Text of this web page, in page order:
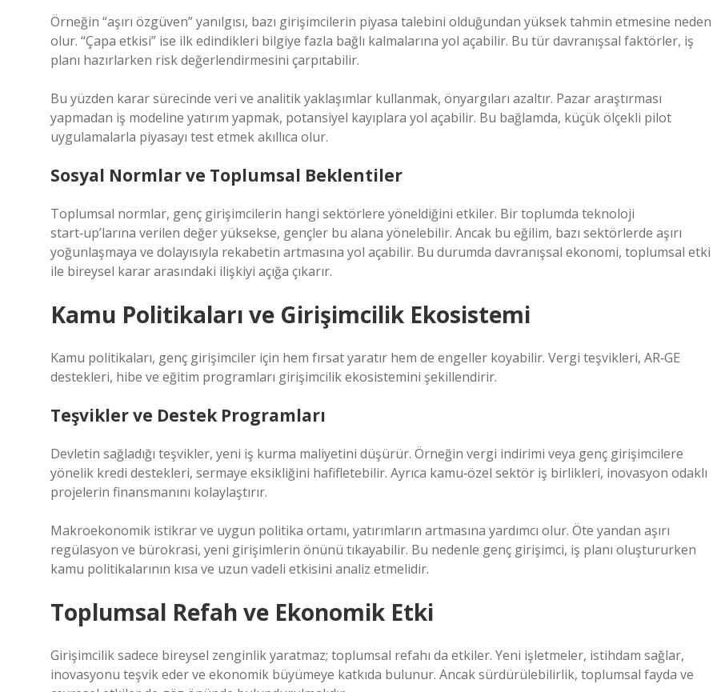
Örneğin “aşırı özgüven” yanılgısı, bazı girişimcilerin piyasa talebini olduğundan yüksek tahmin etmesine neden
olur. “Çapa etkisi” ise ilk edindikleri bilgiye fazla bağlı kalmalarına yol açabilir. Bu tür davranışsal faktörler, iş
planı hazırlarken risk değerlendirmesini çarpıtabilir.
Bu yüzden karar sürecinde veri ve analitik yaklaşımlar kullanmak, önyargıları azaltır. Pazar araştırması
yapmadan iş modeline yatırım yapmak, potansiyel kayıplara yol açabilir. Bu bağlamda, küçük ölçekli pilot
uygulamalarla piyasayı test etmek akıllıca olur.
Sosyal Normlar ve Toplumsal Beklentiler
Toplumsal normlar, genç girişimcilerin hangi sektörlere yöneldiğini etkiler. Bir toplumda teknoloji
start‑up’larına verilen değer yüksekse, gençler bu alana yönelebilir. Ancak bu eğilim, bazı sektörlerde aşırı
yoğunlaşmaya ve dolayısıyla rekabetin artmasına yol açabilir. Bu durumda davranışsal ekonomi, toplumsal etki
ile bireysel karar arasındaki ilişkiyi açığa çıkarır.
Kamu Politikaları ve Girişimcilik Ekosistemi
Kamu politikaları, genç girişimciler için hem fırsat yaratır hem de engeller koyabilir. Vergi teşvikleri, AR‑GE
destekleri, hibe ve eğitim programları girişimcilik ekosistemini şekillendirir.
Teşvikler ve Destek Programları
Devletin sağladığı teşvikler, yeni iş kurma maliyetini düşürür. Örneğin vergi indirimi veya genç girişimcilere
yönelik kredi destekleri, sermaye eksikliğini hafifletebilir. Ayrıca kamu‑özel sektör iş birlikleri, inovasyon odaklı
projelerin finansmanını kolaylaştırır.
Makroekonomik istikrar ve uygun politika ortamı, yatırımların artmasına yardımcı olur. Öte yandan aşırı
regülasyon ve bürokrasi, yeni girişimlerin önünü tıkayabilir. Bu nedenle genç girişimci, iş planı oluştururken
kamu politikalarının kısa ve uzun vadeli etkisini analiz etmelidir.
Toplumsal Refah ve Ekonomik Etki
Girişimcilik sadece bireysel zenginlik yaratmaz; toplumsal refahı da etkiler. Yeni işletmeler, istihdam sağlar,
inovasyonu teşvik eder ve ekonomik büyümeye katkıda bulunur. Ancak sürdürülebilirlik, toplumsal fayda ve